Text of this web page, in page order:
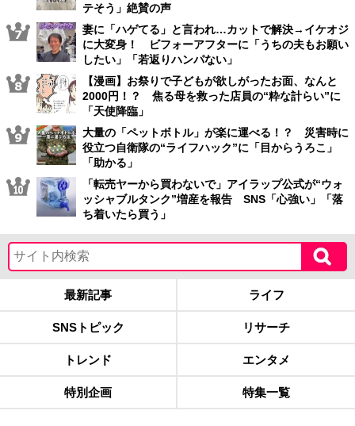
テそう」絶賛の声
妻に「ハゲてる」と言われ…カットで解決→イケオジ
に大変身！ ビフォーアフターに「うちの夫もお願い
したい」「若返りハンパない」
【漫画】お祭りで子どもが欲しがったお面、なんと
2000円！？ 焦る母を救った店員の“粋な計らい”に
「天使降臨」
大量の「ペットボトル」が楽に運べる！？ 災害時に
役立つ自衛隊の“ライフハック”に「目からうろこ」
「助かる」
「転売ヤーから買わないで」アイラップ公式が“ウォ
ッシャブルタンク”増産を報告 SNS「心強い」「落
ち着いたら買う」
最新記事 ライフ
SNSトピック リサーチ
トレンド エンタメ
特別企画 特集一覧